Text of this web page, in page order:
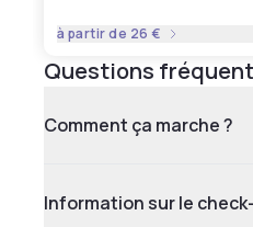
à partir de 26 €
Questions
Comment ça marche ?
Information sur le